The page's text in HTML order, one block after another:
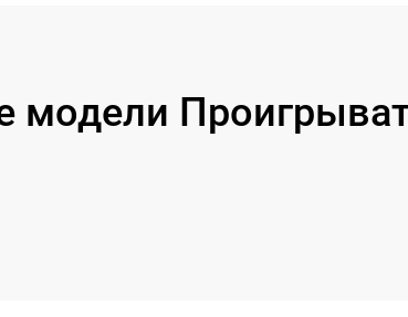
модели